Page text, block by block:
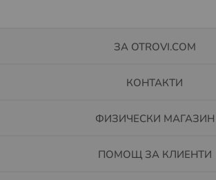
ЗА OTROVI.COM
КОНТАКТИ
ФИЗИЧЕСКИ МАГАЗИН
ПОМОЩ ЗА КЛИЕНТИ